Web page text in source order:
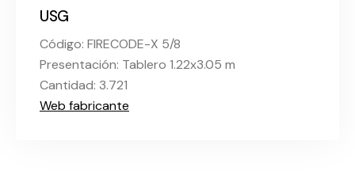
USG
Código: FIRECODE-X 5/8
Presentación: Tablero 1.22x3.05 m
Cantidad: 3.721
Web fabricante